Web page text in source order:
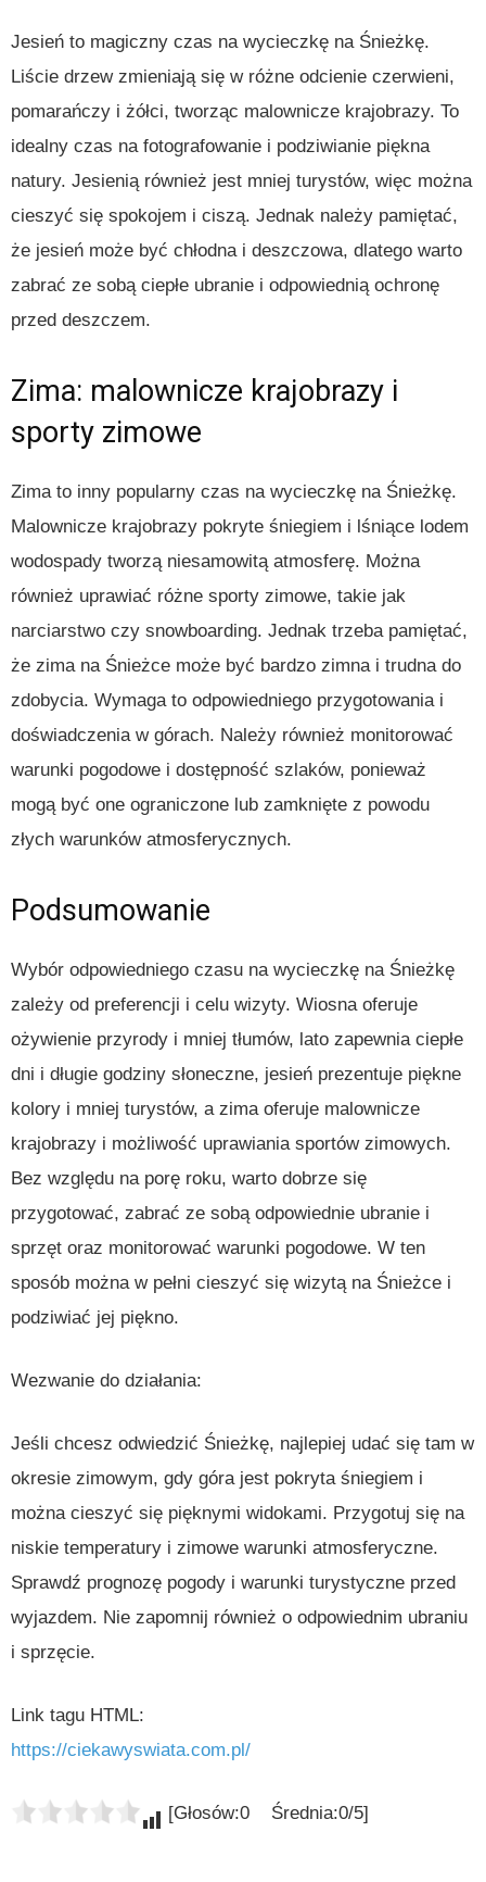
Jesień to magiczny czas na wycieczkę na Śnieżkę.
Liście drzew zmieniają się w różne odcienie czerwieni,
pomarańczy i żółci, tworząc malownicze krajobrazy. To
idealny czas na fotografowanie i podziwianie piękna
natury. Jesienią również jest mniej turystów, więc można
cieszyć się spokojem i ciszą. Jednak należy pamiętać,
że jesień może być chłodna i deszczowa, dlatego warto
zabrać ze sobą ciepłe ubranie i odpowiednią ochronę
przed deszczem.
Zima: malownicze krajobrazy i
sporty zimowe
Zima to inny popularny czas na wycieczkę na Śnieżkę.
Malownicze krajobrazy pokryte śniegiem i lśniące lodem
wodospady tworzą niesamowitą atmosferę. Można
również uprawiać różne sporty zimowe, takie jak
narciarstwo czy snowboarding. Jednak trzeba pamiętać,
że zima na Śnieżce może być bardzo zimna i trudna do
zdobycia. Wymaga to odpowiedniego przygotowania i
doświadczenia w górach. Należy również monitorować
warunki pogodowe i dostępność szlaków, ponieważ
mogą być one ograniczone lub zamknięte z powodu
złych warunków atmosferycznych.
Podsumowanie
Wybór odpowiedniego czasu na wycieczkę na Śnieżkę
zależy od preferencji i celu wizyty. Wiosna oferuje
ożywienie przyrody i mniej tłumów, lato zapewnia ciepłe
dni i długie godziny słoneczne, jesień prezentuje piękne
kolory i mniej turystów, a zima oferuje malownicze
krajobrazy i możliwość uprawiania sportów zimowych.
Bez względu na porę roku, warto dobrze się
przygotować, zabrać ze sobą odpowiednie ubranie i
sprzęt oraz monitorować warunki pogodowe. W ten
sposób można w pełni cieszyć się wizytą na Śnieżce i
podziwiać jej piękno.
Wezwanie do działania:
Jeśli chcesz odwiedzić Śnieżkę, najlepiej udać się tam w
okresie zimowym, gdy góra jest pokryta śniegiem i
można cieszyć się pięknymi widokami. Przygotuj się na
niskie temperatury i zimowe warunki atmosferyczne.
Sprawdź prognozę pogody i warunki turystyczne przed
wyjazdem. Nie zapomnij również o odpowiednim ubraniu
i sprzęcie.
Link tagu HTML:
https://ciekawyswiata.com.pl/
[Głosów:0 Średnia:0/5]